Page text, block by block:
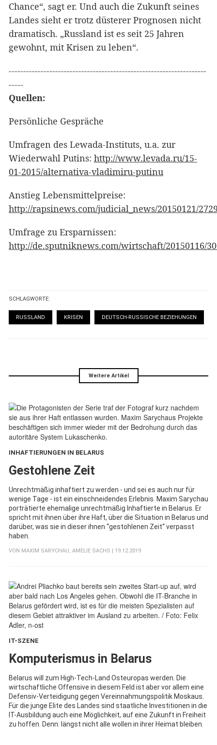
Chance“, sagt er. Und auch die Zukunft seines
Landes sieht er trotz düsterer Prognosen nicht
dramatisch. „Russland ist es seit 25 Jahren
gewohnt, mit Krisen zu leben“.
--------------------------------------------------------------------
-----
Quellen:
Persönliche Gespräche
Umfragen des Lewada-Instituts, u.a. zur
Wiederwahl Putins: http://www.levada.ru/15-
01-2015/alternativa-vladimiru-putinu
Anstieg Lebensmittelpreise:
http://rapsinews.com/judicial_news/20150121/
Umfrage zu Ersparnissen:
http://de.sputniknews.com/wirtschaft/20150116/
SCHLAGWORTE:
RUSSLAND KRISEN DEUTSCH-RUSSISCHE BEZIEHUNGEN
Weitere Artikel
INHAFTIERUNGEN IN BELARUS
Gestohlene Zeit
Unrechtmäßig inhaftiert zu werden - und sei es auch nur für
wenige Tage - ist ein einschneidendes Erlebnis. Maxim Sarychau
porträtierte ehemalige unrechtmäßig Inhaftierte in Belarus. Er
spricht mit ihnen über ihre Haft, über die Situation in Belarus und
darüber, was sie in dieser ihnen “gestohlenen Zeit“ verpasst
haben.
VON MAXIM SARYCHAU, AMELIE SACHS | 19.12.2019
IT-SZENE
Komputerismus in Belarus
Belarus will zum High-Tech-Land Osteuropas werden. Die
wirtschaftliche Offensive in diesem Feld ist aber vor allem eine
Defensiv-Verteidigung gegen Vereinnahmungspolitik Moskaus.
Für die junge Elite des Landes sind staatliche Investitionen in die
IT-Ausbildung auch eine Möglichkeit, auf eine Zukunft in Freiheit
zu hoffen. Denn: längst nicht alle wollen in ihrer Heimat bleiben.